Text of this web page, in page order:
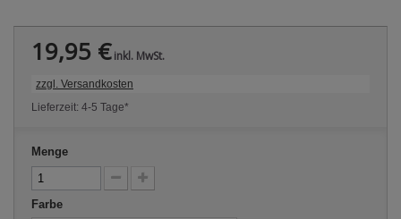
19,95 €inkl. MwSt.
zzgl. Versandkosten
Lieferzeit: 4-5 Tage*
Menge
Farbe